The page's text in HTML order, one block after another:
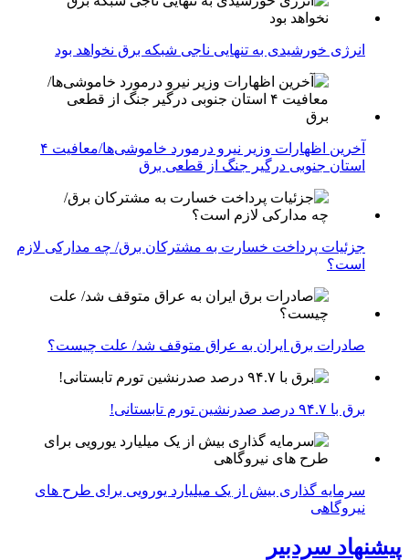
انرژی خورشیدی به تنهایی ناجی شبکه برق نخواهد بود
آخرین اظهارات وزیر نیرو درمورد خاموشی‌ها/معافیت ۴
استان جنوبی درگیر جنگ از قطعی برق
جزئیات پرداخت خسارت به مشترکان برق/ چه مدارکی لازم
است؟
صادرات برق ایران به عراق متوقف شد/ علت چیست؟
برق با ۹۴.۷ درصد صدرنشین تورم تابستانی!
سرمایه گذاری بیش از یک میلیارد یورویی برای طرح های
نیروگاهی
پیشنهاد سردبیر